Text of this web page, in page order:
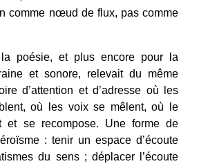
comme nœud de flux, pas comme
poésie, et plus encore pour la
et sonore, relevait du même
d’attention et d’adresse où les
où les voix se mêlent, où le
et se recompose. Une forme de
: tenir un espace d’écoute
du sens ; déplacer l’écoute